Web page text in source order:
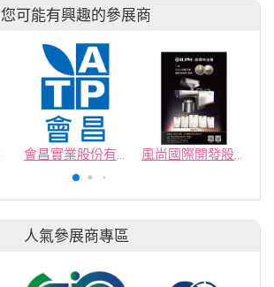
您可能有興趣的參展商
人氣參展商專區